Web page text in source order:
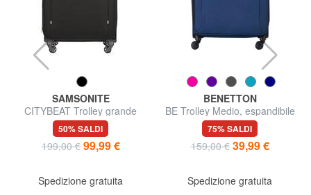
SAMSONITE
CITYBEAT Trolley grande
50% SALDI
199,00 € 99,99 €
Spedizione gratuita
BENETTON
BE Trolley Medio, espandibile
75% SALDI
159,00 € 39,99 €
Spedizione gratuita